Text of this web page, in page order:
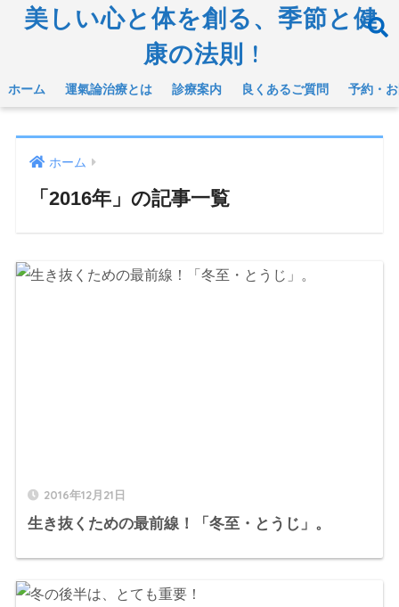
美しい心と体を創る、季節と健
康の法則 !
ホーム 運氣論治療とは 診療案内 良くあるご質問 予約・
ホーム
「2016年」の記事一覧
2016年12月21日
生き抜くための最前線！「冬至・とうじ」。